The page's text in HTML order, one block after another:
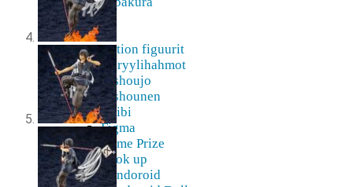
Doujin
Figuurit
Action figuurit
Akryylihahmot
Bishoujo
Bishounen
Chibi
Figma
Game Prize
Look up
Nendoroid